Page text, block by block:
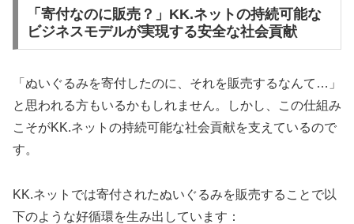
「寄付なのに販売？」KK.ネットの持続可能な
ビジネスモデルが実現する安全な社会貢献
「ぬいぐるみを寄付したのに、それを販売するなんて…」
と思われる方もいるかもしれません。しかし、この仕組み
こそがKK.ネットの持続可能な社会貢献を支えているので
す。
KK.ネットでは寄付されたぬいぐるみを販売することで以
下のような好循環を生み出しています：